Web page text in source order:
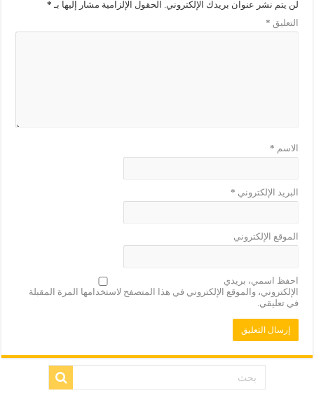
لن يتم نشر عنوان بريدك الإلكتروني. الحقول الإلزامية مشار إليها بـ *
التعليق *
الاسم *
البريد الإلكتروني *
الموقع الإلكتروني
احفظ اسمي، بريدي
الإلكتروني، والموقع الإلكتروني في هذا المتصفح لاستخدامها المرة المقبلة
في تعليقي.